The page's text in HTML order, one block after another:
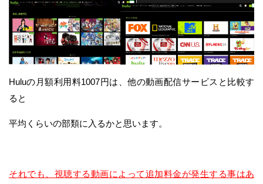
Huluの月額利用料1007円は、他の動画配信サービスと比較す
ると
平均くらいの部類に入るかと思います。
それでも、視聴する動画によって追加料金が発生する事はあ